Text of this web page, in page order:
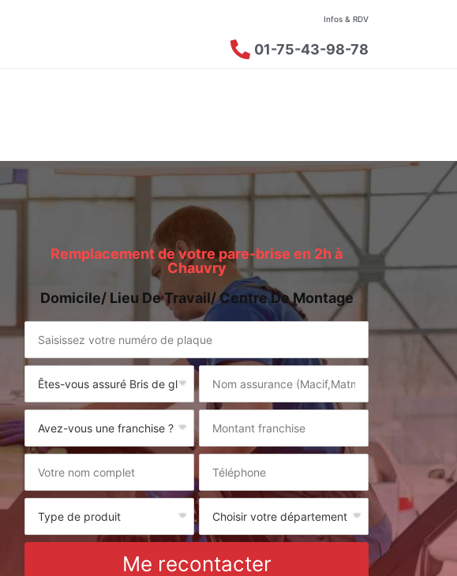
Infos & RDV
01-75-43-98-78
Remplacement de votre pare-brise en 2h à
Chauvry
Domicile/ Lieu De Travail/ Centre De Montage
Me recontacter